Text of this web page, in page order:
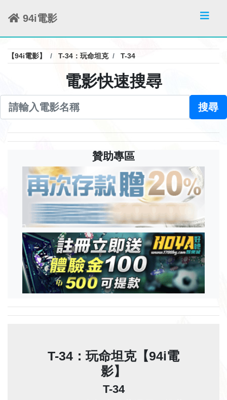
94i電影
【94i電影】 T-34：玩命坦克 T-34
電影快速搜尋
搜尋
贊助專區
T-34：玩命坦克【94i電
影】
T-34